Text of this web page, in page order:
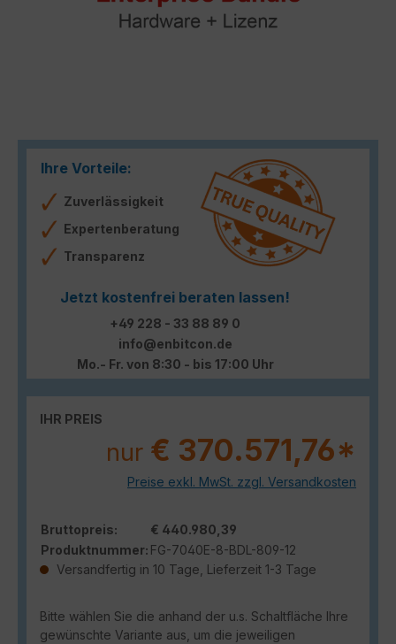
Ihre Vorteile:
Zuverlässigkeit
Expertenberatung
Transparenz
Jetzt kostenfrei beraten lassen!
+49 228 - 33 88 89 0
info@enbitcon.de
Mo.- Fr. von 8:30 - bis 17:00 Uhr
IHR PREIS
nur € 370.571,76*
Preise exkl. MwSt. zzgl. Versandkosten
Bruttopreis:
€ 440.980,39
Produktnummer: FG-7040E-8-BDL-809-12
Versandfertig in 10 Tage, Lieferzeit 1-3 Tage
Bitte wählen Sie die anhand der u.s. Schaltfläche Ihre
gewünschte Variante aus, um die jeweiligen